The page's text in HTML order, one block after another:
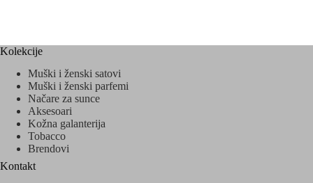
Kolekcije
Muški i ženski satovi
Muški i ženski parfemi
Načare za sunce
Aksesoari
Kožna galanterija
Tobacco
Brendovi
Kontakt